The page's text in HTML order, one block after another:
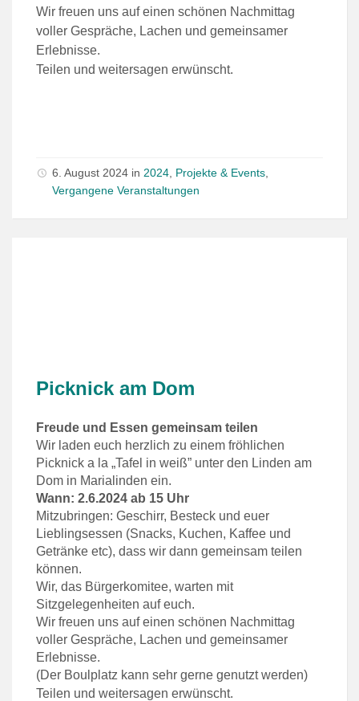
Wir freuen uns auf einen schönen Nachmittag
voller Gespräche, Lachen und gemeinsamer
Erlebnisse.
Teilen und weitersagen erwünscht.
6. August 2024 in 2024 Projekte & Events
Vergangene Veranstaltungen
Picknick am Dom
Freude und Essen gemeinsam teilen
Wir laden euch herzlich zu einem fröhlichen
Picknick a la „Tafel in weiß” unter den Linden am
Dom in Marialinden ein.
Wann: 2.6.2024 ab 15 Uhr
Mitzubringen: Geschirr, Besteck und euer
Lieblingsessen (Snacks, Kuchen, Kaffee und
Getränke etc), dass wir dann gemeinsam teilen
können.
Wir, das Bürgerkomitee, warten mit
Sitzgelegenheiten auf euch.
Wir freuen uns auf einen schönen Nachmittag
voller Gespräche, Lachen und gemeinsamer
Erlebnisse.
(Der Boulplatz kann sehr gerne genutzt werden)
Teilen und weitersagen erwünscht.